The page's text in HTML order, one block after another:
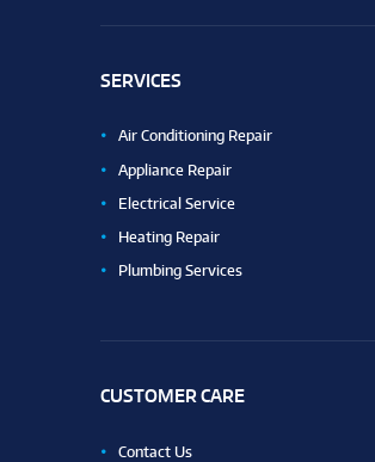
SERVICES
Air Conditioning Repair
Appliance Repair
Electrical Service
Heating Repair
Plumbing Services
CUSTOMER CARE
Contact Us